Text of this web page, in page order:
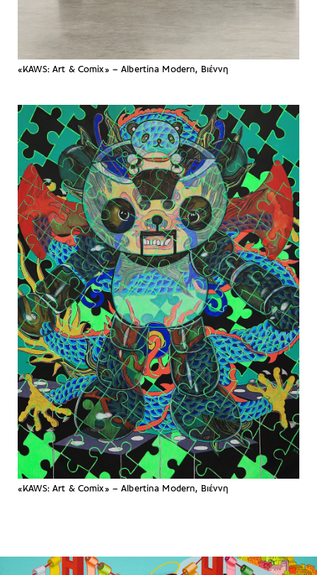
«KAWS: Art & Comix» – Albertina Modern, Βιέννη
«KAWS: Art & Comix» – Albertina Modern, Βιέννη